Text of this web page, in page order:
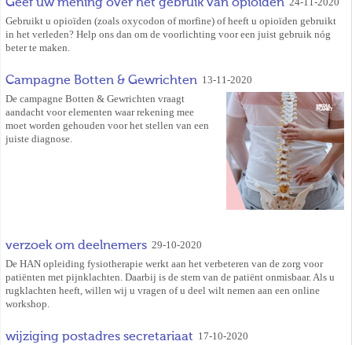
Gebruikt u opioïden (zoals oxycodon of morfine) of heeft u opioïden gebruikt
in het verleden? Help ons dan om de voorlichting voor een juist gebruik nóg
beter te maken.
Campagne Botten & Gewrichten 13-11-2020
De campagne Botten & Gewrichten vraagt
aandacht voor elementen waar rekening mee
moet worden gehouden voor het stellen van een
juiste diagnose.
verzoek om deelnemers 29-10-2020
De HAN opleiding fysiotherapie werkt aan het verbeteren van de zorg voor
patiënten met pijnklachten. Daarbij is de stem van de patiënt onmisbaar. Als u
rugklachten heeft, willen wij u vragen of u deel wilt nemen aan een online
workshop.
wijziging postadres secretariaat 17-10-2020